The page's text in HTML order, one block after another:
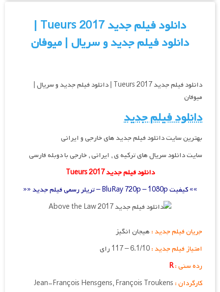
دانلود فیلم جدید Tueurs 2017 |
دانلود فیلم جدید و سریال | میوفان
دانلود فیلم جدید Tueurs 2017 | دانلود فیلم جدید و سریال |
میوفان
دانلود فیلم جدید
بهترین سایت دانلود فیلم جدید های خارجی و ایرانی
سایت دانلود سریال های ترکیه ی , ایرانی , خارجی با دوبله فارسی
دانلود فیلم جدید Tueurs 2017
»» کیفیت BluRay 720p – 1080p – تریلر رسمی فیلم جدید ««
جریان فیلم جدید : هیجان انگیز
امتیاز فیلم جدید :
رده سنی :R
کارگردان :